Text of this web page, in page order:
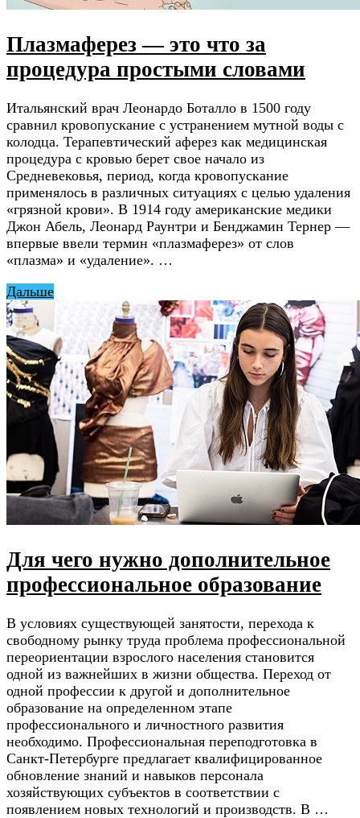
Плазмаферез — это что за
процедура простыми словами
Итальянский врач Леонардо Боталло в 1500 году
сравнил кровопускание с устранением мутной воды с
колодца. Терапевтический аферез как медицинская
процедура с кровью берет свое начало из
Средневековья, период, когда кровопускание
применялось в различных ситуациях с целью удаления
«грязной крови». В 1914 году американские медики
Джон Абель, Леонард Раунтри и Бенджамин Тернер —
впервые ввели термин «плазмаферез» от слов
«плазма» и «удаление». …
Дальше
Для чего нужно дополнительное
профессиональное образование
В условиях существующей занятости, перехода к
свободному рынку труда проблема профессиональной
переориентации взрослого населения становится
одной из важнейших в жизни общества. Переход от
одной профессии к другой и дополнительное
образование на определенном этапе
профессионального и личностного развития
необходимо. Профессиональная переподготовка в
Санкт-Петербурге предлагает квалифицированное
обновление знаний и навыков персонала
хозяйствующих субъектов в соответствии с
появлением новых технологий и производств. В …